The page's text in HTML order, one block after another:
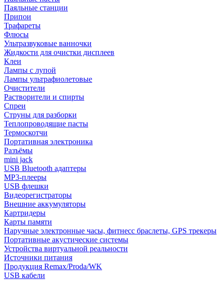
Паяльные станции
Припои
Трафареты
Флюсы
Ультразвуковые ванночки
Жидкости для очистки дисплеев
Клеи
Лампы с лупой
Лампы ультрафиолетовые
Очистители
Растворители и спирты
Спреи
Струны для разборки
Теплопроводящие пасты
Термоскотчи
Портативная электроника
Разъёмы
mini jack
USB Bluetooth адаптеры
MP3-плееры
USB флешки
Видеорегистраторы
Внешние аккумуляторы
Картридеры
Карты памяти
Наручные электронные часы, фитнесс браслеты, GPS трекеры
Портативные акустические системы
Устройства виртуальной реальности
Источники питания
Продукция Remax/Proda/WK
USB кабели